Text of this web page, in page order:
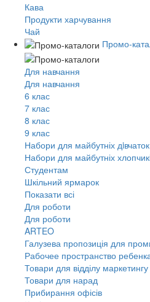
Кава
Продукти харчування
Чай
Промо-
Для навчання
Для навчання
6 клас
7 клас
8 клас
9 клас
Набори для майбутніх
Набори для майбутніх
Студентам
Шкільний ярмарок
Показати всі
Для роботи
Для роботи
ARTEO
Галузева пропозиція для
Рабочее пространство
Товари для відділу маркетингу
Товари для нарад
Прибирання офісів